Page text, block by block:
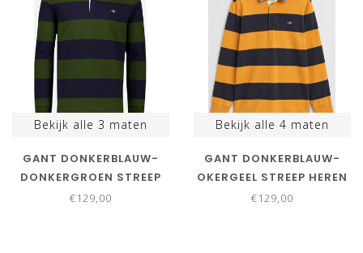
Bekijk alle 3 maten
GANT DONKERBLAUW-
DONKERGROEN STREEP
HEREN RUGBY SHIRT
€129,00
Bekijk alle 4 maten
GANT DONKERBLAUW-
OKERGEEL STREEP HEREN
RUGBY SHIRT SWEATER
€129,00